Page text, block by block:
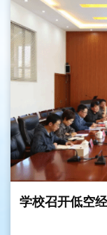
学校召开低空